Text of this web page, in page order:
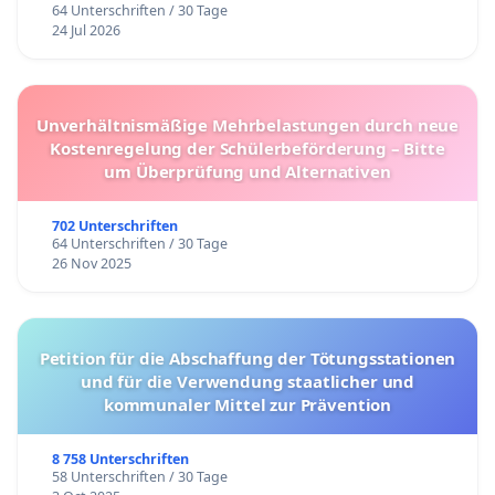
Sendestudio, produzieren im Wechsel und mit kurzen
rund-um-die-Uhr-live-Magazinsendung. Wir freuen uns,
wir hoffen, Ihr auch!
Kira Urschinger
--------------------------------------------------
Rettet echoFM!
64 Unterschriften / 30 Tage
24 Jul 2026
Unverhältnismäßige Mehrbelastungen durch neue
Kostenregelung der Schülerbeförderung – Bitte
um Überprüfung und Alternativen
702 Unterschriften
64 Unterschriften / 30 Tage
26 Nov 2025
Petition für die Abschaffung der Tötungsstationen
und für die Verwendung staatlicher und
kommunaler Mittel zur Prävention
8 758 Unterschriften
58 Unterschriften / 30 Tage